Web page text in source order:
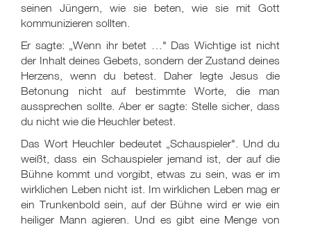
seinen Jüngern, wie sie beten, wie sie mit Gott
kommunizieren sollten.
Er sagte: „Wenn ihr betet …" Das Wichtige ist nicht
der Inhalt deines Gebets, sondern der Zustand deines
Herzens, wenn du betest. Daher legte Jesus die
Betonung nicht auf bestimmte Worte, die man
aussprechen sollte. Aber er sagte: Stelle sicher, dass
du nicht wie die Heuchler betest.
Das Wort Heuchler bedeutet „Schauspieler". Und du
weißt, dass ein Schauspieler jemand ist, der auf die
Bühne kommt und vorgibt, etwas zu sein, was er im
wirklichen Leben nicht ist. Im wirklichen Leben mag er
ein Trunkenbold sein, auf der Bühne wird er wie ein
heiliger Mann agieren. Und es gibt eine Menge von